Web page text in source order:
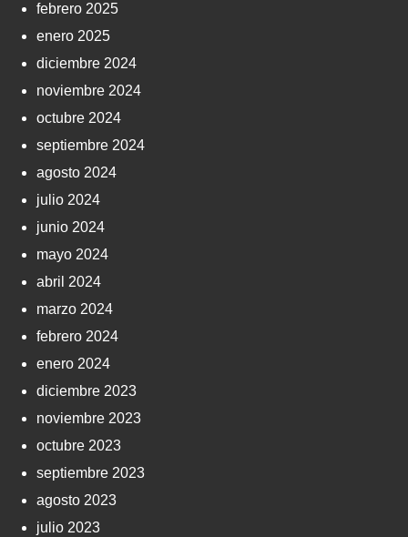
febrero 2025
enero 2025
diciembre 2024
noviembre 2024
octubre 2024
septiembre 2024
agosto 2024
julio 2024
junio 2024
mayo 2024
abril 2024
marzo 2024
febrero 2024
enero 2024
diciembre 2023
noviembre 2023
octubre 2023
septiembre 2023
agosto 2023
julio 2023